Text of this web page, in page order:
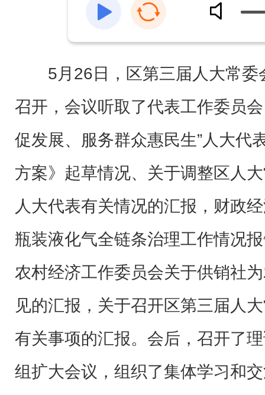
5月26日，区第三届人大常
召开，会议听取了代表工作委员
促发展、服务群众惠民生”人大代
方案》起草情况、关于调整区人
人大代表有关情况的汇报，财政
瓶装液化气全链条治理工作情况
农村经济工作委员会关于供销社
见的汇报，关于召开区第三届人
有关事项的汇报。会后，召开了
组扩大会议，组织了集体学习和